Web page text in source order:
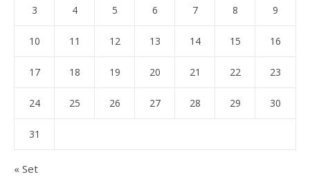
3 4 5 6 7 8 9
10 11 12 13 14 15 16
17 18 19 20 21 22 23
24 25 26 27 28 29 30
31
« Set